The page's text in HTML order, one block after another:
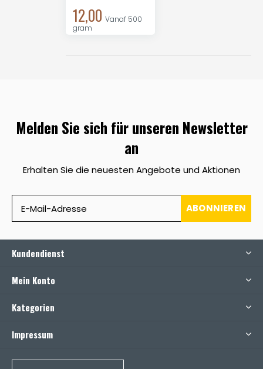
12,00 Vanaf 500
gram
Melden Sie sich für unseren Newsletter
an
Erhalten Sie die neuesten Angebote und Aktionen
ABONNIEREN
Kundendienst
Mein Konto
Kategorien
Impressum